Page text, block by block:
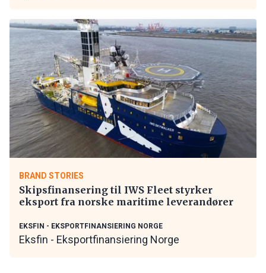
BRAND STORIES
Skipsfinansering til IWS Fleet styrker
eksport fra norske maritime leverandører
EKSFIN - EKSPORTFINANSIERING NORGE
Eksfin - Eksportfinansiering Norge